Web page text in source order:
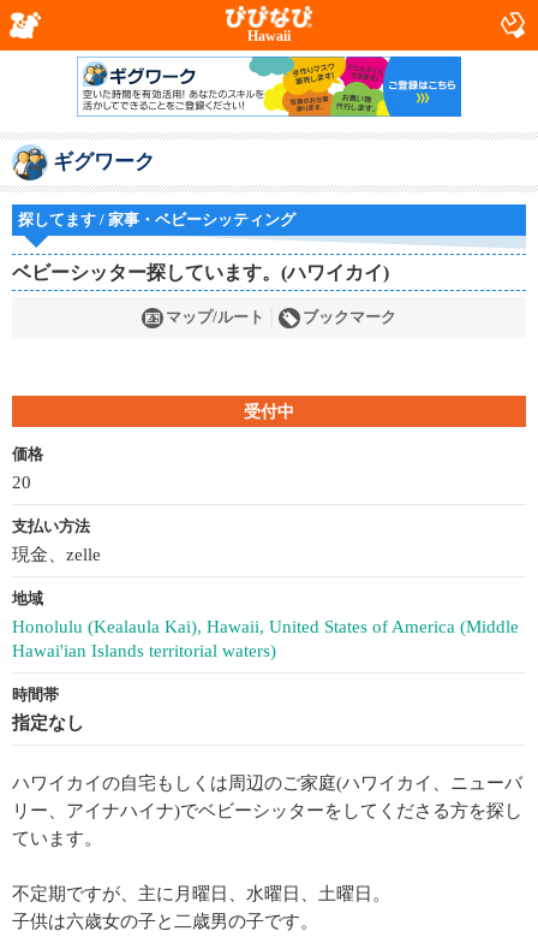
Hawaii
ギグワーク
探してます / 家事・ベビーシッティング
ベビーシッター探しています。(ハワイカイ)
マップ/ルート ブックマーク
受付中
価格
20
支払い方法
現金、zelle
地域
Honolulu (Kealaula Kai), Hawaii, United States of America (Middle
Hawai'ian Islands territorial waters)
時間帯
指定なし
ハワイカイの自宅もしくは周辺のご家庭(ハワイカイ、ニューバ
リー、アイナハイナ)でベビーシッターをしてくださる方を探し
ています。
不定期ですが、主に月曜日、水曜日、土曜日。
子供は六歳女の子と二歳男の子です。